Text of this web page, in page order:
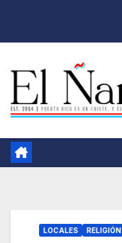
LOCALES RELIGIÓN